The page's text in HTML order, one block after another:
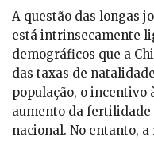
A questão das longas
está intrinsecamente
demográficos que a
das taxas de
população, o incentivo
aumento da
nacional. No entanto,